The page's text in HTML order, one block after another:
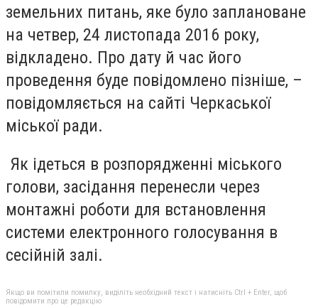
земельних питань, яке було заплановане
на четвер, 24 листопада 2016 року,
відкладено. Про дату й час його
проведення буде повідомлено пізніше, –
повідомляється на сайті Черкаської
міської ради.
Як ідеться в розпорядженні міського
голови, засідання перенесли через
монтажні роботи для встановлення
системи електронного голосування в
сесійній залі.
Якщо ви помітили помилку, виділіть необхідний текст і натисніть Ctrl + Enter, щоб
повідомити про це редакцію